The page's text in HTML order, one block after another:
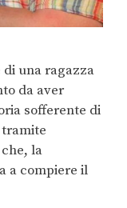
di una ragazza
da aver
sofferente di
la
a compiere il